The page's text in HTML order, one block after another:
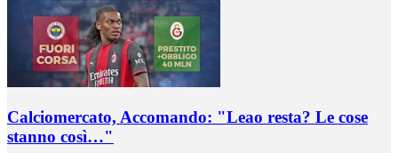
Calciomercato, Accomando: "Leao resta? Le cose
stanno così…"